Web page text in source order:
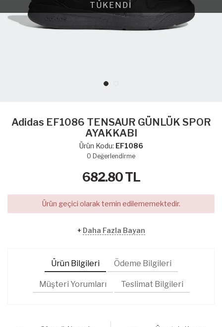
TÜKENDİ
Adidas EF1086 TENSAUR GÜNLÜK SPOR
AYAKKABI
Ürün Kodu: EF1086
0 Değerlendirme
682.80TL
Ürün geçici olarak temin edilememektedir.
+ Daha Fazla Bayan
Ürün Bilgileri Ödeme Bilgileri
Müşteri Yorumları Teslimat Bilgileri